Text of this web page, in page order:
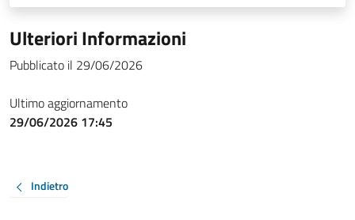
Ulteriori Informazioni
Pubblicato il 29/06/2026
Ultimo aggiornamento
29/06/2026 17:45
Indietro